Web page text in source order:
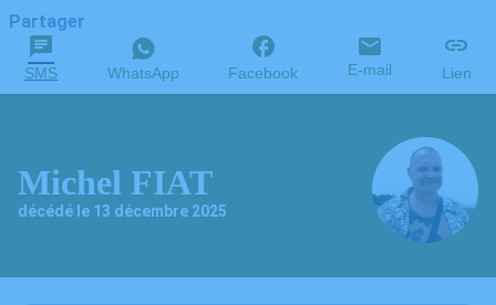
Partager
SMS WhatsApp Facebook E-mail Lien
Michel FIAT
décédé le 13 décembre 2025